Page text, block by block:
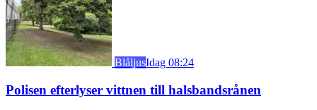
BlåljusIdag 08:24
Polisen efterlyser vittnen till halsbandsrånen